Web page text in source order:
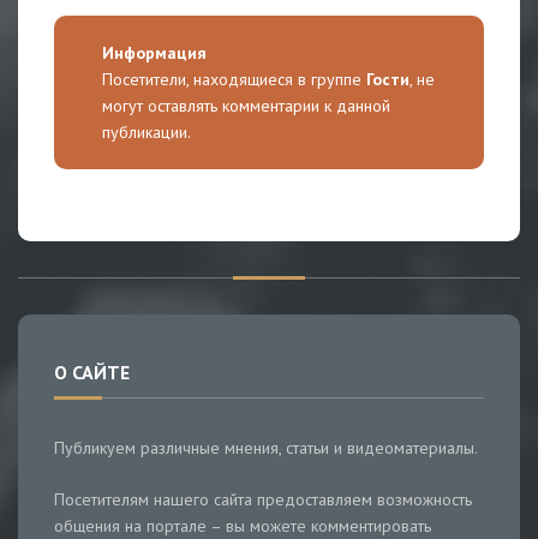
Информация
Посетители, находящиеся в группе Гости, не
могут оставлять комментарии к данной
публикации.
О САЙТЕ
Публикуем различные мнения, статьи и видеоматериалы.
Посетителям нашего сайта предоставляем возможность
общения на портале – вы можете комментировать